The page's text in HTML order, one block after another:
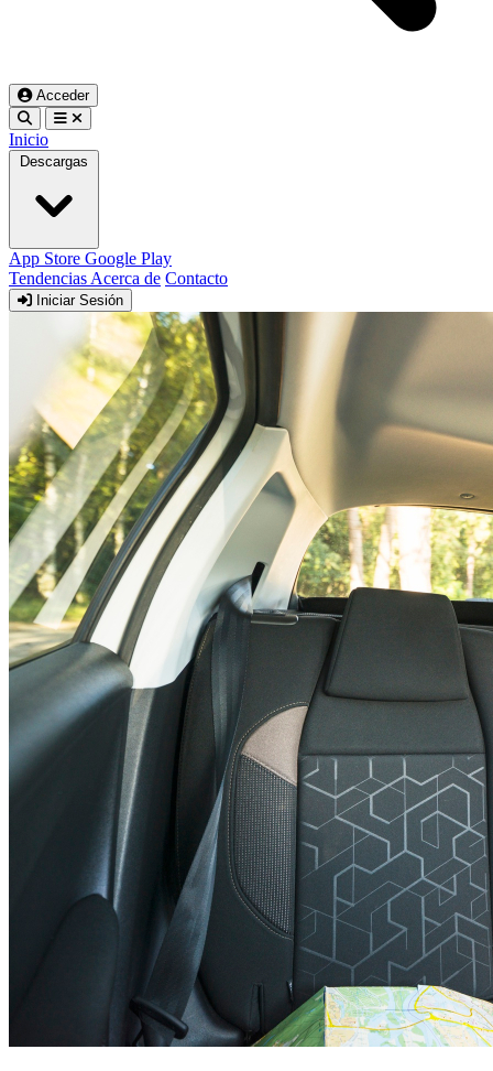
Acceder
Inicio
Descargas
App Store Google Play
Tendencias Acerca de Contacto
Iniciar Sesión